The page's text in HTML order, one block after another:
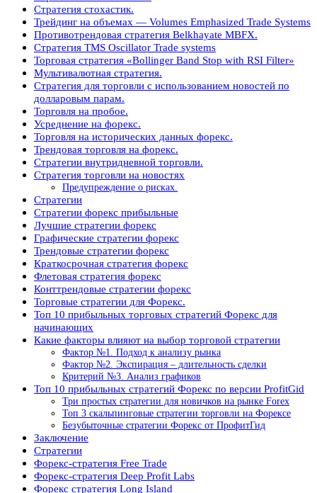
Стратегия стохастик.
Трейдинг на объемах — Volumes Emphasized Trade Systems
Противотрендовая стратегия Belkhayate MBFX.
Стратегия TMS Oscillator Trade systems
Торговая стратегия «Bollinger Band Stop with RSI Filter»
Мультивалютная стратегия.
Стратегия для торговли с использованием новостей по
долларовым парам.
Торговля на пробое.
Усреднение на форекс.
Торговля на исторических данных форекс.
Трендовая торговля на форекс.
Стратегии внутридневной торговли.
Стратегия торговли на новостях
Предупреждение о рисках.
Стратегии
Cтратегии форекс прибыльные
Лучшие стратегии форекс
Графические стратегии форекс
Трендовые стратегии форекс
Краткосрочная стратегия форекс
Флетовая стратегия форекс
Конттрендовые стратегии форекс
Торговые стратегии для Форекс.
Топ 10 прибыльных торговых стратегий Форекс для
начинающих
Какие факторы влияют на выбор торговой стратегии
Фактор №1. Подход к анализу рынка
Фактор №2. Экспирация – длительность сделки
Критерий №3. Анализ графиков
Топ 10 прибыльных стратегий Форекс по версии ProfitGid
Три простых стратегии для новичков на рынке Forex
Топ 3 скальпинговые стратегии торговли на Форексе
Безубыточные стратегии Форекс от ПрофитГид
Заключение
Стратегии
Форекс-стратегия Free Trade
Форекс-стратегия Deep Profit Labs
Форекс стратегия Long Island